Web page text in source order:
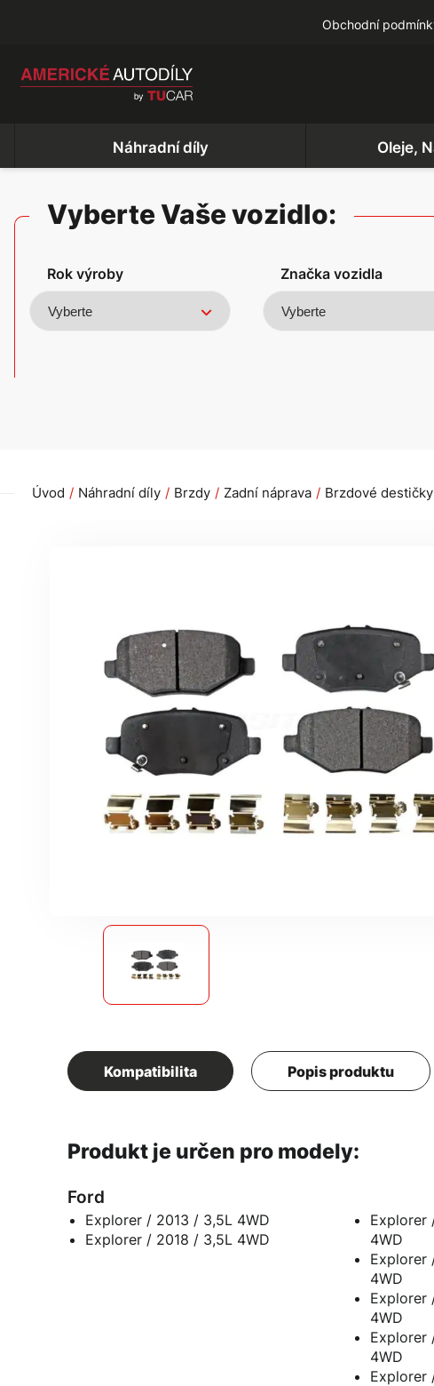
Obchodní
Náhradní díly Oleje,
Vyberte Vaše vozidlo:
Rok výroby Značka vozidla
Úvod Náhradní díly Brzdy Zadní náprava Brzdové
Kompatibilita Popis produktu
Produkt je určen pro modely:
Ford
Explorer / 2013 / 3,5L 4WD
Explorer / 2018 / 3,5L 4WD
Explorer
4WD
Explorer
4WD
Explorer
4WD
Explorer
4WD
Explorer